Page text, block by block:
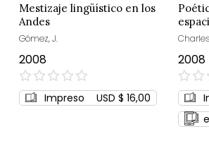
Mestizaje lingüístico en los
Andes
Gómez, J.
2008
0%
Impreso USD $ 16,00
2008
0%